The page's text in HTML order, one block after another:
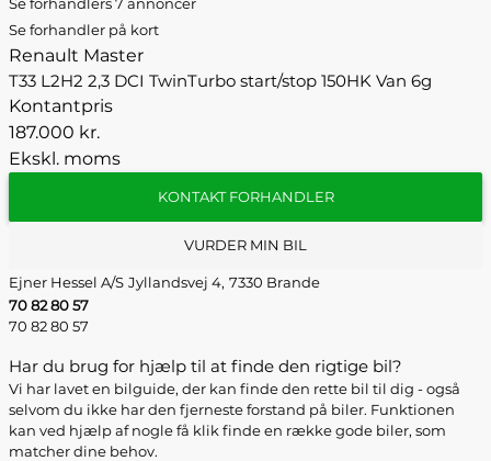
Se forhandler på kort
Renault Master
T33 L2H2 2,3 DCI TwinTurbo start/stop 150HK Van 6g
Kontantpris
187.000 kr.
Ekskl. moms
KONTAKT FORHANDLER
VURDER MIN BIL
Ejner Hessel A/S Jyllandsvej 4, 7330 Brande
70 82 80 57
70 82 80 57
Har du brug for hjælp til at finde den rigtige bil?
Vi har lavet en bilguide, der kan finde den rette bil til dig - også
selvom du ikke har den fjerneste forstand på biler. Funktionen
kan ved hjælp af nogle få klik finde en række gode biler, som
matcher dine behov.